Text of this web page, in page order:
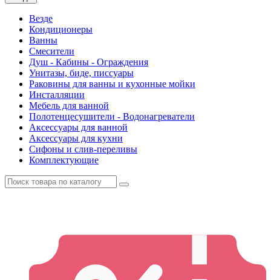
Везде
Кондиционеры
Ванны
Смесители
Душ - Кабины - Ограждения
Унитазы, биде, писсуары
Раковины для ванны и кухонные мойки
Инсталляции
Мебель для ванной
Полотенцесушители - Водонагреватели
Аксессуары для ванной
Аксессуары для кухни
Сифоны и слив-переливы
Комплектующие